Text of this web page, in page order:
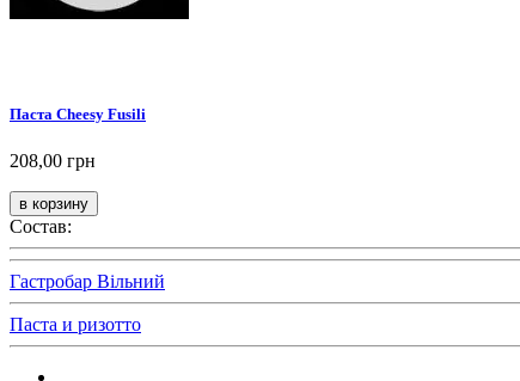
Паста Cheesy Fusili
208,00 грн
Состав:
Гастробар Вільний
Паста и ризотто